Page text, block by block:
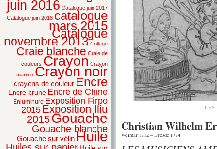
juin 2016 Catalogue juin 2017
Catalogue juin 2018 catalogue
mars 2015
Catalogue
novembre 2013 Collage
Craie blanche Craie de
couleurs Crayon Crayon
marron Crayon noir
crayons de couleur Encre
Encre brune Encre de Chine
Enluminure Exposition Firpo
2015 Exposition Iliu
2015Gouache
Gouache blanche
Gouache sur vélinHuile
LES
Christian Wilhelm
Weimar 1712 – Dresde 1774